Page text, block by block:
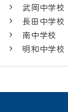
武岡中学校
長田中学校
南中学校
明和中学校